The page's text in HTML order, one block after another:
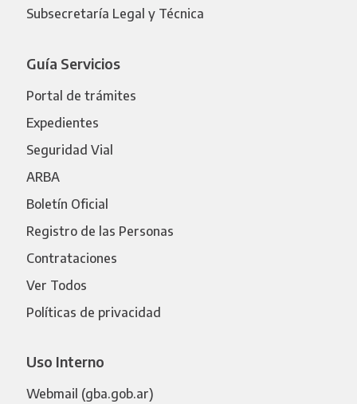
Subsecretaría Legal y Técnica
Guía Servicios
Portal de trámites
Expedientes
Seguridad Vial
ARBA
Boletín Oficial
Registro de las Personas
Contrataciones
Ver Todos
Políticas de privacidad
Uso Interno
Webmail (gba.gob.ar)